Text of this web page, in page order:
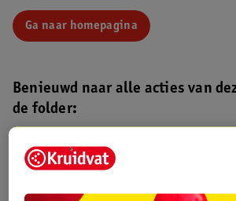
Ga naar homepagina
Benieuwd naar alle acties van
de folder:
Kruidvat folder
augustus 2026.